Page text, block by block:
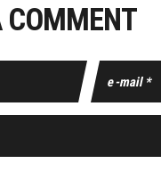
COMMENT